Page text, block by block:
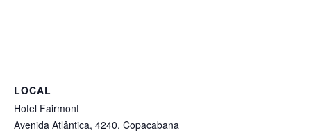
LOCAL
Hotel Fairmont
Avenida Atlântica, 4240, Copacabana